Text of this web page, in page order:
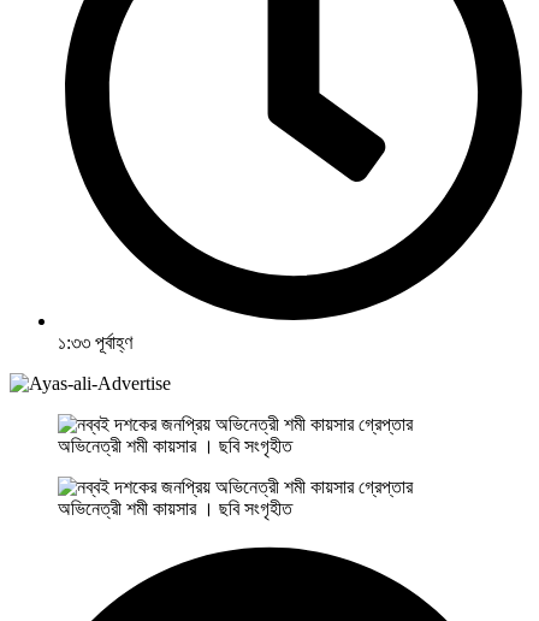
১:৩৩ পূর্বাহ্ণ
অভিনেত্রী শমী কায়সার । ছবি সংগৃহীত
অভিনেত্রী শমী কায়সার । ছবি সংগৃহীত